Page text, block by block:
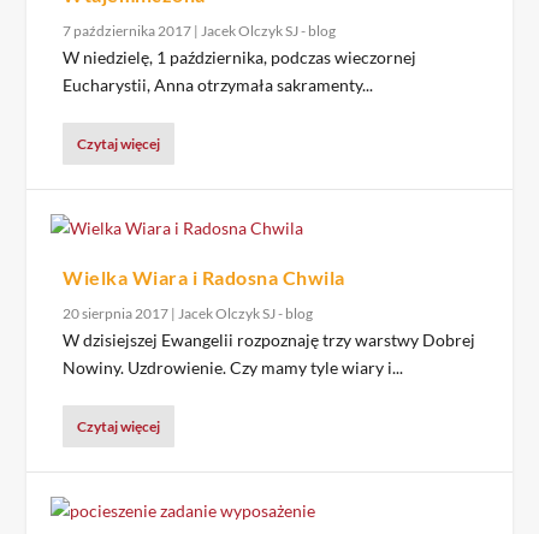
7 października 2017 |Jacek Olczyk SJ - blog
W niedzielę, 1 października, podczas wieczornej
Eucharystii, Anna otrzymała sakramenty...
Czytaj więcej
Wielka Wiara i Radosna Chwila
20 sierpnia 2017 |Jacek Olczyk SJ - blog
W dzisiejszej Ewangelii rozpoznaję trzy warstwy Dobrej
Nowiny. Uzdrowienie. Czy mamy tyle wiary i...
Czytaj więcej